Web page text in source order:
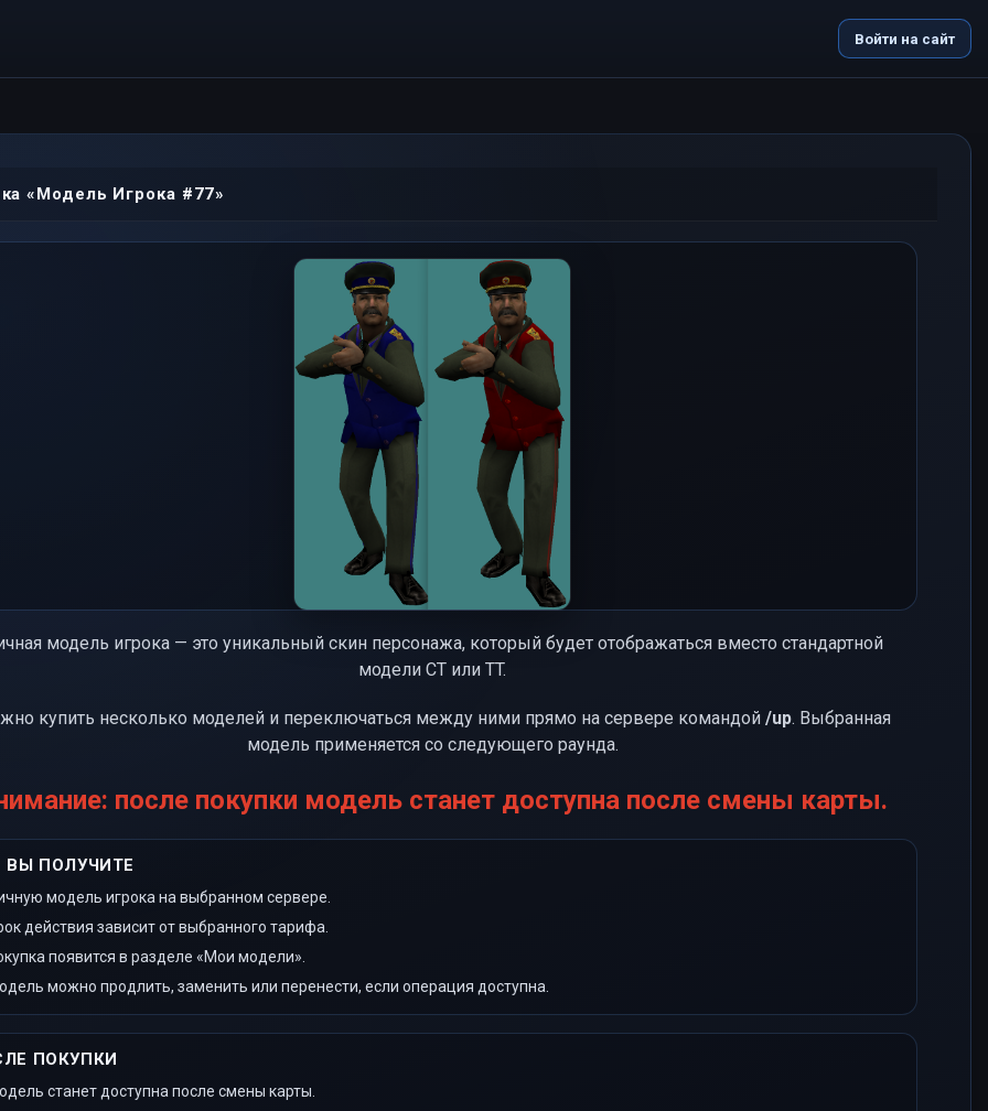
Войти на сайт
«Модель Игрока #77»
модель игрока — это уникальный скин персонажа, который будет отображаться вместо стандартной
модели CT или TT.
купить несколько моделей и переключаться между ними прямо на сервере командой /up. Выбранная
модель применяется со следующего раунда.
после покупки модель станет доступна после смены карты.
ВЫ ПОЛУЧИТЕ
модель игрока на выбранном сервере.
действия зависит от выбранного тарифа.
появится в разделе «Мои модели».
можно продлить, заменить или перенести, если операция доступна.
ПОКУПКИ
станет доступна после смены карты.